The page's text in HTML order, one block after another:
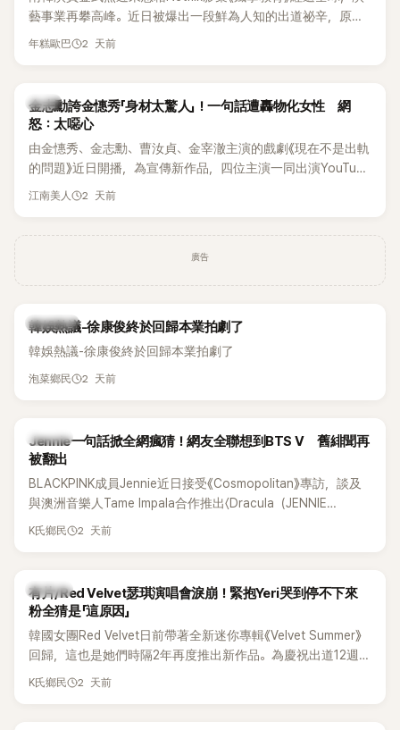
李智惠言語辱罵、動手等爭議，最終團體於 2002 年解散。 團
體解散後，李智惠轉型 solo，靠著綜藝與歌唱實力持續活躍演
藝圈。據悉，她當年能加入 S#arp，也與 李尚敏 的賞識有關。
感情方面，李智惠於 2017 年與圈外男友結婚，婚後育有兩個
目，她經營的 YouTube 頻道也即將突破百萬訂閱，近年內容深
受網友喜愛，再度迎來事業第二春。
藝事業再攀高峰。近日被爆出一段鮮為人知的出道祕辛，原來
他當年差點不是以演員身分出道，而是成為男團偶像的一員。
年糕歐巴 2 天前
韓星
金志勳誇金憓秀「身材太驚人」！一句話遭轟物化女性 網
怒：太噁心
由金憓秀、金志勳、曹汝貞、金宰澈主演的戲劇《現在不是出軌
的問題》近日開播，為宣傳新作品，四位主演一同出演YouTube
節目，不料訪談中的一段發言卻意外掀起爭議。不少網友認
江南美人 2 天前
廣告
熱議討論
韓娛熱議-徐康俊終於回歸本業拍劇了
韓娛熱議-徐康俊終於回歸本業拍劇了
泡菜鄉民 2 天前
K-POP
Jennie一句話掀全網瘋猜！網友全聯想到BTS V 舊緋聞再
被翻出
BLACKPINK成員Jennie近日接受《Cosmopolitan》專訪，談及
與澳洲音樂人Tame Impala合作推出〈Dracula（JENNIE
Remix）〉的幕後故事，沒想到她一句關於「共同朋友」的回答，
K氏鄉民 2 天前
K-POP
有片/Red Velvet瑟琪演唱會淚崩！緊抱Yeri哭到停不下來
粉全猜是「這原因」
韓國女團Red Velvet日前帶著全新迷你專輯《Velvet Summer》
回歸，這也是她們時隔2年再度推出新作品。為慶祝出道12週
年，五位成員也一連舉辦三場粉絲演唱會，與粉絲共同回顧經
K氏鄉民 2 天前